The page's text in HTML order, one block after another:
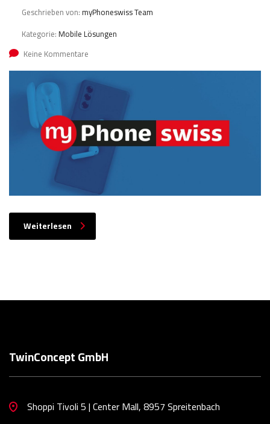
Geschrieben von:myPhoneswiss Team
Kategorie:Mobile Lösungen
Keine Kommentare
Weiterlesen
TwinConcept GmbH
Shoppi Tivoli 5 | Center Mall, 8957 Spreitenbach